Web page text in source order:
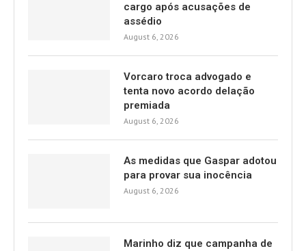
cargo após acusações de
assédio
August 6, 2026
Vorcaro troca advogado e
tenta novo acordo delação
premiada
August 6, 2026
As medidas que Gaspar adotou
para provar sua inocência
August 6, 2026
Marinho diz que campanha de